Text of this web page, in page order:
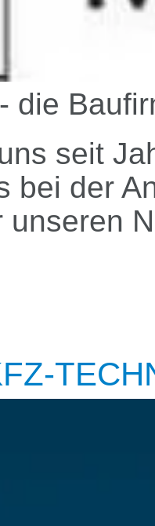
die
seit
bei der
unseren